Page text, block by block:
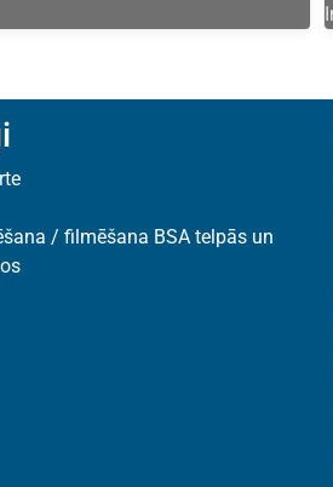
/ filmēšana BSA telpās un